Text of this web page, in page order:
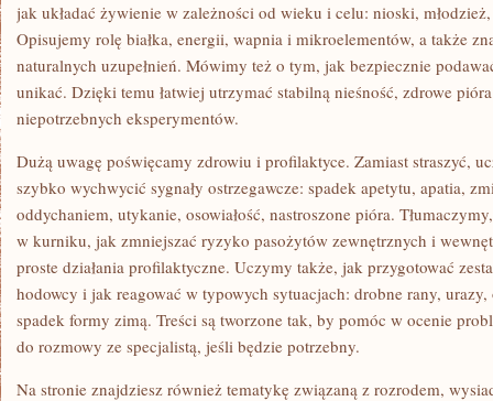
jak układać żywienie w zależności od wieku i celu: nioski,
Opisujemy rolę białka, energii, wapnia i mikroelementów, a także
naturalnych uzupełnień. Mówimy też o tym, jak bezpiecznie
unikać. Dzięki temu łatwiej utrzymać stabilną nieśność, zdrowe
niepotrzebnych eksperymentów.
Dużą uwagę poświęcamy zdrowiu i profilaktyce. Zamiast straszyć,
szybko wychwycić sygnały ostrzegawcze: spadek apetytu, apatia,
oddychaniem, utykanie, osowiałość, nastroszone pióra.
w kurniku, jak zmniejszać ryzyko pasożytów zewnętrznych i
proste działania profilaktyczne. Uczymy także, jak przygotować
hodowcy i jak reagować w typowych sytuacjach: drobne rany, urazy,
spadek formy zimą. Treści są tworzone tak, by pomóc w ocenie
do rozmowy ze specjalistą, jeśli będzie potrzebny.
Na stronie znajdziesz również tematykę związaną z rozrodem,